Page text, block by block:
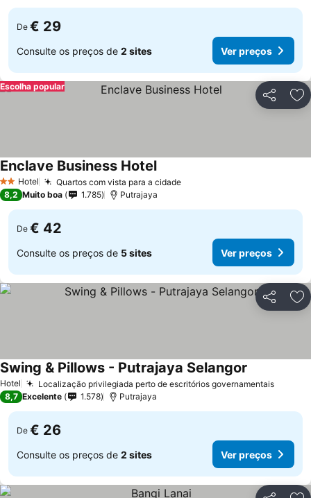
De € 29
Consulte os preços de 2 sites Ver preços
Partilhar
Escolha popular
2 Estrelas
Hotel Quartos com vista para a cidadeVer preços
Enclave Business HotelVer preços
8,2 Muito boa 1.785 Putrajaya
De € 42
Consulte os preços de 5 sites Ver preços
Partilhar
Hotel Localização privilegiada perto de escritórios governamentaisVer
Swing & Pillows - Putrajaya Selangor
8,7 Excelente 1.578 Putrajaya
De € 26
Consulte os preços de 2 sites Ver preços